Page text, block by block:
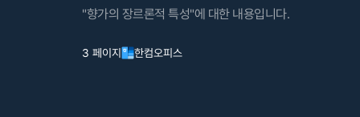
"향가의 장르론적 특성"에 대한 내용입니다.
3 페이지 한컴오피스